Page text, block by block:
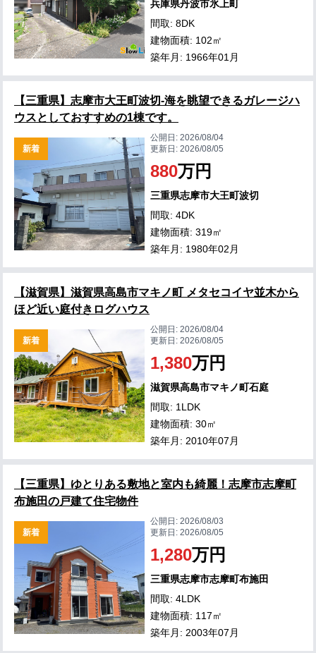
兵庫県丹波市氷上町
間取: 8DK
建物面積: 102㎡
築年月: 1966年01月
【三重県】志摩市大王町波切-海を眺望できるガレージハ
ウスとしておすすめの1棟です。
新着
公開日:2026/08/04
更新日:2026/08/05
880万円
三重県志摩市大王町波切
間取: 4DK
建物面積: 319㎡
築年月: 1980年02月
【滋賀県】滋賀県高島市マキノ町 メタセコイヤ並木から
ほど近い庭付きログハウス
新着
公開日:2026/08/04
更新日:2026/08/05
1,380万円
滋賀県高島市マキノ町石庭
間取: 1LDK
建物面積: 30㎡
築年月: 2010年07月
【三重県】ゆとりある敷地と室内も綺麗！志摩市志摩町
布施田の戸建て住宅物件
新着
公開日:2026/08/03
更新日:2026/08/05
1,280万円
三重県志摩市志摩町布施田
間取: 4LDK
建物面積: 117㎡
築年月: 2003年07月